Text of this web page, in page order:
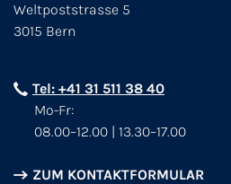
Weltpoststrasse 5
3015 Bern
Tel: +41 31 511 38 40
Mo-Fr:
08.00–12.00 | 13.30–17.00
ZUM KONTAKTFORMULAR